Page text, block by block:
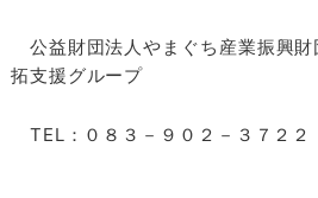
公益財団法人やまぐち産業振興
拓支援グループ
TEL：０８３－９０２－３７２２